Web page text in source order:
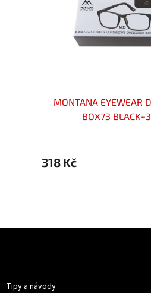
MONTANA EYEWEAR
BOX73
318 Kč
Tipy a návody